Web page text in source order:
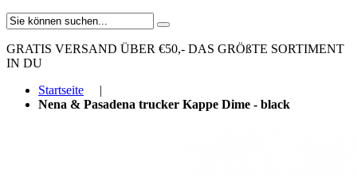
GRATIS VERSAND ÜBER €50,- DAS GRÖßTE SORTIMENT
IN DU
Startseite
|
Nena & Pasadena trucker Kappe Dime - black